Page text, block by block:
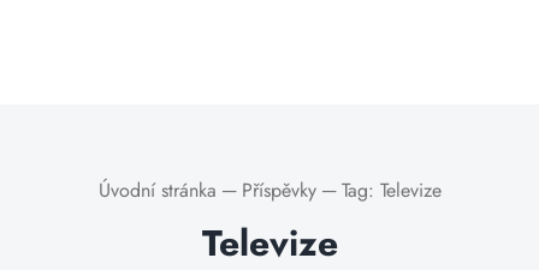
Úvodní stránka ─ Příspěvky ─ Tag: Televize
Televize